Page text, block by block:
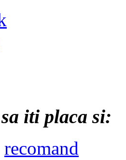
iti placa si:
recomand